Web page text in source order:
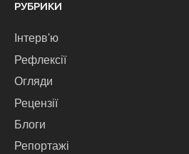
РУБРИКИ
Інтерв'ю
Рефлексії
Огляди
Рецензії
Блоги
Репортажі